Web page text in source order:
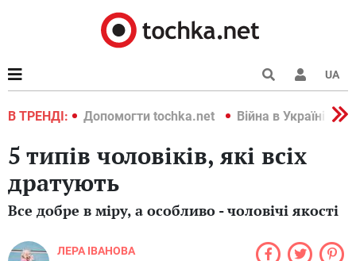
UA
В ТРЕНДІ:
2022 Допомогти tochka.net Війна в Україні 2022
5 типів чоловіків, які всіх
дратують
Все добре в міру, а особливо - чоловічі якості
ЛЕРА ІВАНОВА